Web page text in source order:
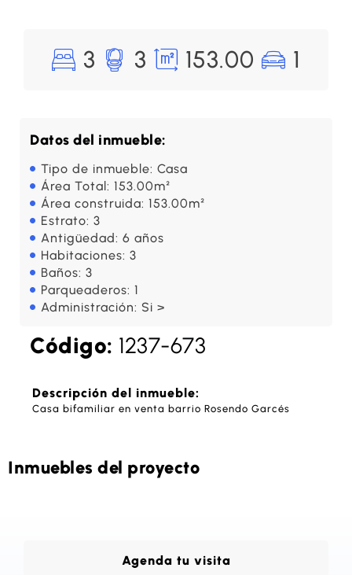
3 3 153.00 1
Datos del inmueble:
Tipo de inmueble: Casa
Área Total: 153.00m²
Área construida: 153.00m²
Estrato: 3
Antigüedad: 6 años
Habitaciones: 3
Baños: 3
Parqueaderos: 1
Administración: Si >
Código: 1237-673
Descripción del inmueble:
Casa bifamiliar en venta barrio Rosendo Garcés
Inmuebles del proyecto
Agenda tu visita